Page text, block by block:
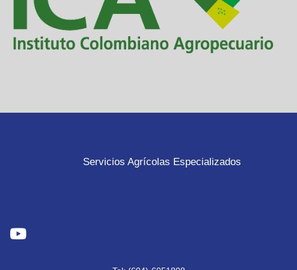
Servicios Agrícolas Especializados